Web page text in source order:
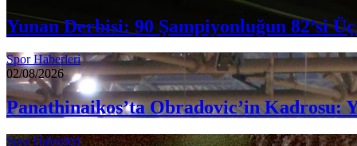
Yunan Derbisi: 90 Şampiyonluğun 82’si
Spor Haberleri
02/08/2026
Panathinaikos’ta Obradovic’in Kadrosu:
Spor Haberleri